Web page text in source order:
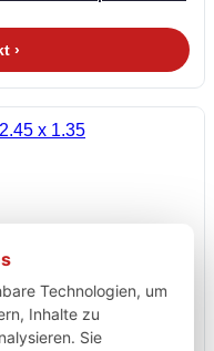
›
Technologien, um
Inhalte zu
Sie